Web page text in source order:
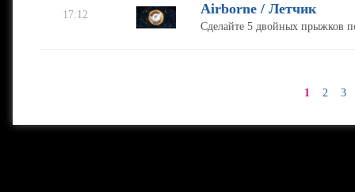
17:12 Airborne / Летчик
Сделайте 5 двойных прыжков
1 2 3